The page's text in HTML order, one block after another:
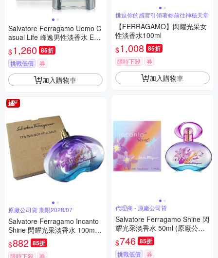
Salvatore Ferragamo Uomo C
asual Life 峰逸男性淡香水 EDT
100ml (平行輸入)
$1,260 85折
挑戰低價 券
加入購物車
原廠公司貨 期限2028/07
Salvatore Ferragamo Incanto
Shine 閃耀光采淡香水 100ml T
ester 包裝 (原廠公司貨) 期限2
028/07
$882 85折
限時下殺 券
挑逗你的感官引領著妳前往神秘天堂
【FERRAGAMO】閃耀光采女
性淡香水100ml
$1,008 85折
限時下殺 券
加入購物車
代理商 - 原廠公司貨
Salvatore Ferragamo Shine 閃
耀光采淡香水 50ml (原廠公司
貨) 效期 2028/07
$746 85折
挑戰低價 券